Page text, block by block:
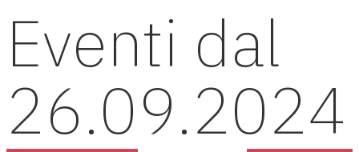
Eventi dal
26.09.2024